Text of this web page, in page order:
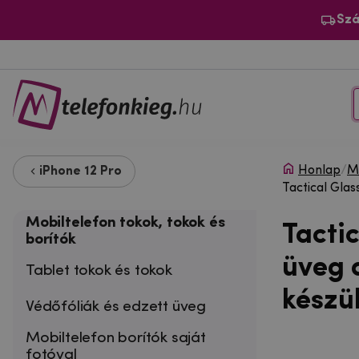
iPhone 12 Pro
Mobiltelefon tokok, tokok és
borítók
Tablet tokok és tokok
Védőfóliák és edzett üveg
Mobiltelefon borítók saját
fotóval
Honlap/
Tactical
üveg